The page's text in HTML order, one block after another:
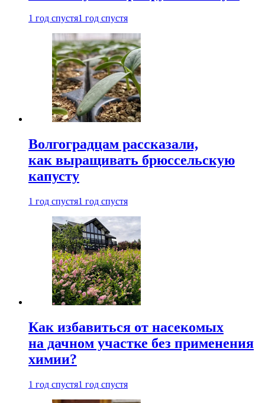
1 год спустя1 год спустя
Волгоградцам рассказали,
как выращивать брюссельскую
капусту
1 год спустя1 год спустя
Как избавиться от насекомых
на дачном участке без применения
химии?
1 год спустя1 год спустя